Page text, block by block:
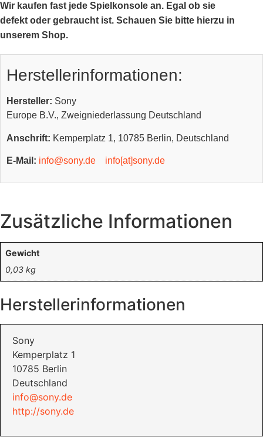
Wir kaufen fast jede Spielkonsole an. Egal ob sie
defekt oder gebraucht ist. Schauen Sie bitte hierzu in
unserem Shop.
Herstellerinformationen:
Hersteller: Sony
Europe B.V., Zweigniederlassung Deutschland
Anschrift: Kemperplatz 1, 10785 Berlin, Deutschland
E-Mail: info@sony.de info[at]sony.de
Zusätzliche Informationen
Gewicht
0,03 kg
Herstellerinformationen
Sony
Kemperplatz 1
10785 Berlin
Deutschland
info@sony.de
http://sony.de